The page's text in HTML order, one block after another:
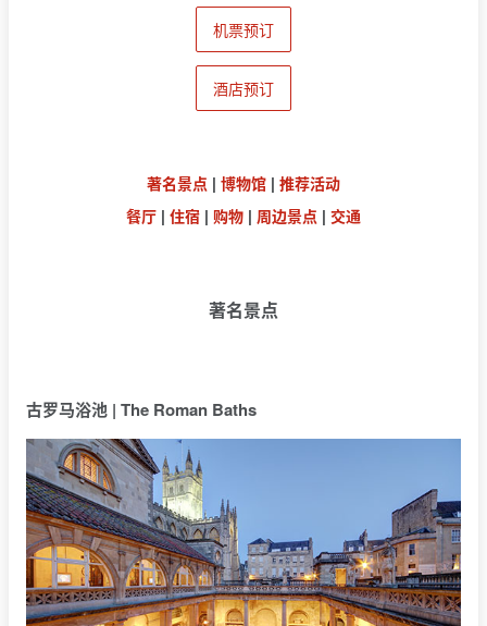
机票预订
酒店预订
著名景点 | 博物馆 | 推荐活动
餐厅 | 住宿 | 购物 | 周边景点 | 交通
著名景点
古罗马浴池 | The Roman Baths